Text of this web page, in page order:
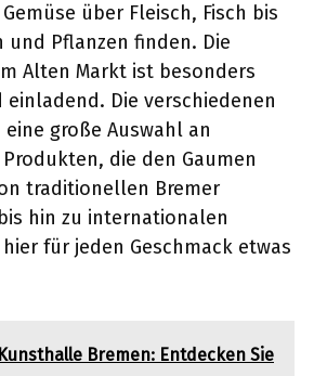
über Fleisch, Fisch bis
und Pflanzen finden. Die
Alten Markt ist besonders
Die verschiedenen
große Auswahl an
die den Gaumen
traditionellen Bremer
hin zu internationalen
für jeden Geschmack etwas
Kunsthalle Bremen: Entdecken Sie